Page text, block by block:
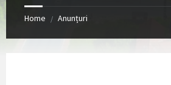
Home / Anunțuri